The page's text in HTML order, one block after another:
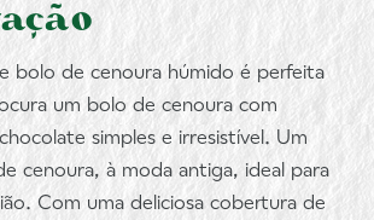
bolo de cenoura húmido é perfeita
um bolo de cenoura com
simples e irresistível. Um
cenoura, à moda antiga, ideal para
Com uma deliciosa cobertura de